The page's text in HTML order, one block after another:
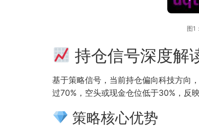
图1
持仓信号深度解
基于策略信号，当前持仓偏向科技方向
过70%，空头或现金仓位低于30%，反
策略核心优势